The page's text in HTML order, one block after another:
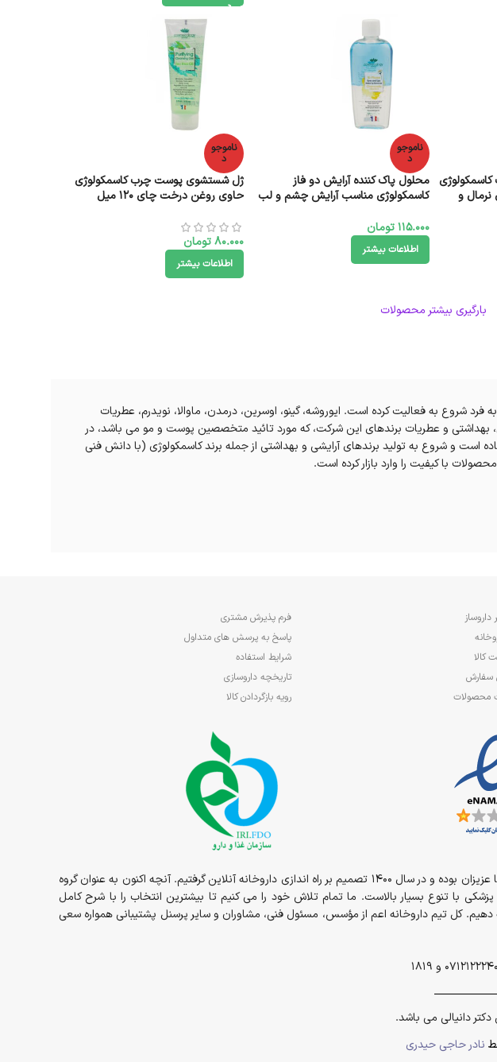
کاسمکولوژی
و
ناموجو
د
محلول پاک کننده آرایش دو فاز
کاسمکولوژی مناسب آرایش چشم و لب
115.000تومان
اطلاعات بیشتر
ناموجو
د
ژل شستشوی پوست چرب کاسمکولوژی
حاوی روغن درخت چای 120 میل
80.000 تومان
اطلاعات بیشتر
بارگیری بیشتر محصولات
منحصر به فرد شروع به فعالیت کرده است. ایوروشه، گینو، اوسرین، درمدن، ماوالا، نویدرم، عطریات
بهداشتی و عطریات برندهای این شرکت، که مورد تائید متخصصین پوست و مو می باشد، در
است و شروع به تولید برندهای آرایشی و بهداشتی از جمله برند کاسمکولوژی (با دانش فنی
با کیفیت را وارد بازار کرده است.
داروساز
کالا
سفارش
محصولات
فرم پذیرش مشتری
پاسخ به پرسش های متداول
شرایط استفاده
تاریخچه داروسازی
رویه بازگردادن کالا
از سال 1394در قالب داروخانه حضوری مسئولیت ما شروع و در سال 1398 داروخانه به صورت شبانه روزی در خدمت شما عزیزان بوده و در سال 1400 تصمیم بر راه اندازی داروخانه آنلاین گرفتیم. آنچه اکنون به عنوان گروه
با تنوع بسیار بالاست. ما تمام تلاش خود را می کنیم تا بیشترین انتخاب را با شرح کامل
کل تیم داروخانه اعم از مؤسس، مسئول فنی، مشاوران و سایر پرسنل پشتیبانی همواره سعی
دانیالی می باشد.
نادر حاجی حیدری